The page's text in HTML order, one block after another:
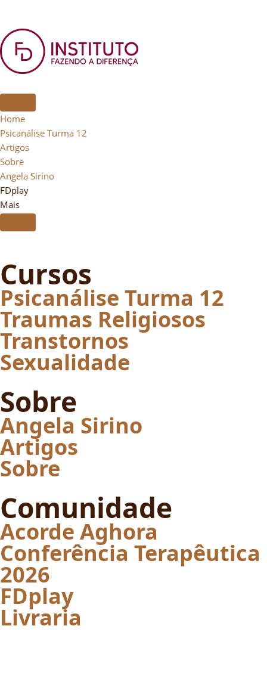
Home
Psicanálise Turma 12
Artigos
Sobre
Angela Sirino
FDplay
Mais
Cursos
Psicanálise Turma 12
Traumas Religiosos
Transtornos
Sexualidade
Sobre
Angela Sirino
Artigos
Sobre
Comunidade
Acorde Aghora
Conferência Terapêutica
2026
FDplay
Livraria